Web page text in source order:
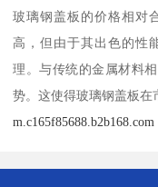
玻璃钢盖板的价格相对
高，但由于其出色的性
理。与传统的金属材料
势。这使得玻璃钢盖板在
m.c165f85688.b2b168.com